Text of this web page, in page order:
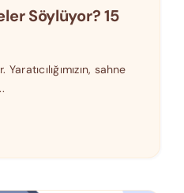
Söylüyor? 15
sahne